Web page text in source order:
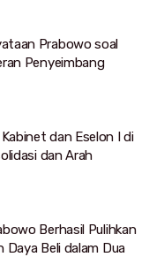
Prabowo soal
Penyeimbang
dan Eselon I di
dan Arah
Berhasil Pulihkan
Daya Beli dalam Dua